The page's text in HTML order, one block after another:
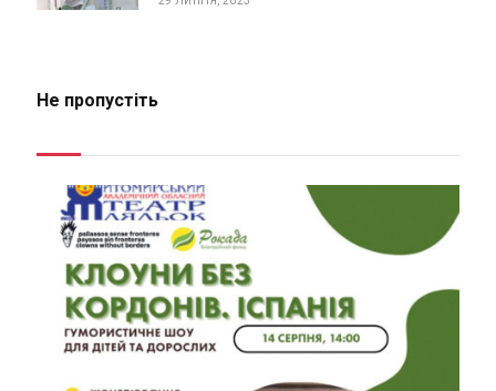
Не пропустіть